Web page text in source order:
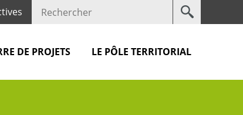
Votre
DE PROJETS LE PÔLE TERRITORIAL